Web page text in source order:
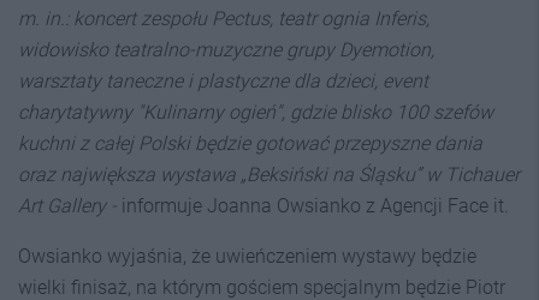
m. in.: koncert zespołu Pectus, teatr ognia Inferis,
widowisko teatralno-muzyczne grupy Dyemotion,
warsztaty taneczne i plastyczne dla dzieci, event
charytatywny "Kulinarny ogień", gdzie blisko 100 szefów
kuchni z całej Polski będzie gotować przepyszne dania
oraz największa wystawa „Beksiński na Śląsku” w Tichauer
Art Gallery - informuje Joanna Owsianko z Agencji Face it.
Owsianko wyjaśnia, że uwieńczeniem wystawy będzie
wielki finisaż, na którym gościem specjalnym będzie Piotr